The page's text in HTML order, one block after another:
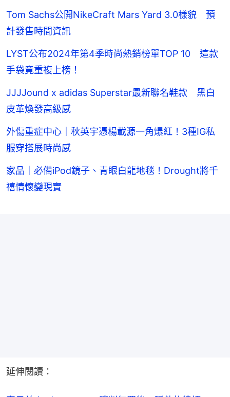
Tom Sachs公開NikeCraft Mars Yard 3.0樣貌 預
計發售時間資訊
LYST公布2024年第4季時尚熱銷榜單TOP 10 這款
手袋竟重複上榜！
JJJJound x adidas Superstar最新聯名鞋款 黑白
皮革煥發高級感
外傷重症中心｜秋英宇憑楊載源一角爆紅！3種IG私
服穿搭展時尚感
家品｜必備iPod鏡子、青眼白龍地毯！Drought將千
禧情懷變現實
延伸閱讀：